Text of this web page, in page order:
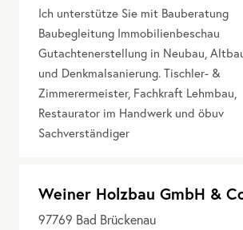
Ich unterstütze Sie mit Bauberatung
Baubegleitung Immobilienbeschau
Gutachtenerstellung in Neubau,
und Denkmalsanierung. Tischler- &
Zimmerermeister, Fachkraft Lehmbau,
Restaurator im Handwerk und öbuv
Sachverständiger
Weiner Holzbau GmbH &
97769 Bad Brückenau